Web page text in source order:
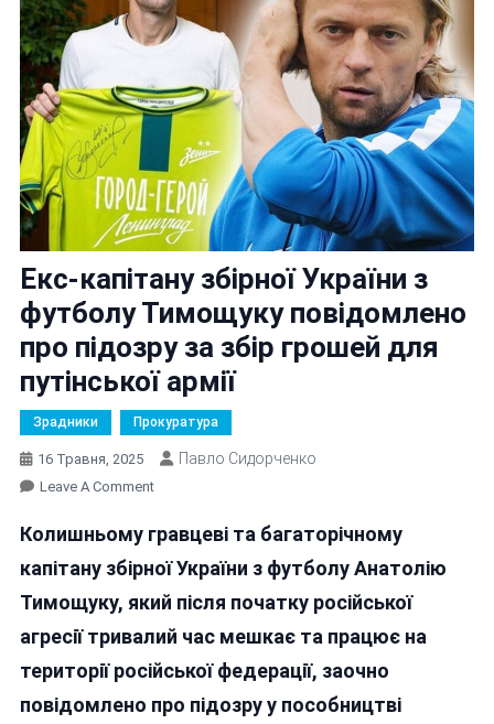
Екс-капітану збірної України з
футболу Тимощуку повідомлено
про підозру за збір грошей для
путінської армії
Зрадники Прокуратура
16 Травня, 2025 Павло Сидорченко
Leave A CommentOn
Капітану
Збірної
З
Футболу
Тимощуку
Про
Колишньому гравцеві та багаторічному
капітану збірної України з футболу Анатолію
Тимощуку, який після початку російської
агресії тривалий час мешкає та працює на
території російської федерації, заочно
повідомлено про підозру у пособництві